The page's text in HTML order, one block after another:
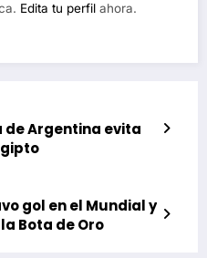
Edita tu perfil ahora.
Argentina evita
gol en el Mundial y
Bota de Oro